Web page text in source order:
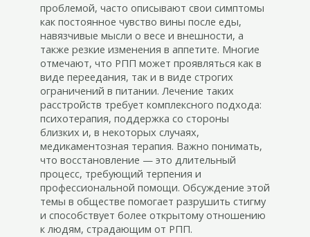
проблемой, часто описывают свои симптомы
как постоянное чувство вины после еды,
навязчивые мысли о весе и внешности, а
также резкие изменения в аппетите. Многие
отмечают, что РПП может проявляться как в
виде переедания, так и в виде строгих
ограничений в питании. Лечение таких
расстройств требует комплексного подхода:
психотерапия, поддержка со стороны
близких и, в некоторых случаях,
медикаментозная терапия. Важно понимать,
что восстановление — это длительный
процесс, требующий терпения и
профессиональной помощи. Обсуждение этой
темы в обществе помогает разрушить стигму
и способствует более открытому отношению
к людям, страдающим от РПП.